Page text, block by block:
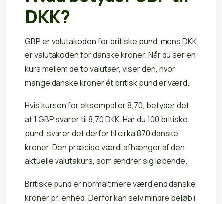
DKK?
GBP er valutakoden for britiske pund, mens DKK
er valutakoden for danske kroner. Når du ser en
kurs mellem de to valutaer, viser den, hvor
mange danske kroner ét britisk pund er værd.
Hvis kursen for eksempel er 8,70, betyder det,
at 1 GBP svarer til 8,70 DKK. Har du 100 britiske
pund, svarer det derfor til cirka 870 danske
kroner. Den præcise værdi afhænger af den
aktuelle valutakurs, som ændrer sig løbende.
Britiske pund er normalt mere værd end danske
kroner pr. enhed. Derfor kan selv mindre beløb i